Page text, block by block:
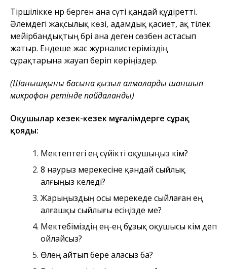
Тіршілікке нәр берген ана сүті қандай құдіретті.
Әлемдегі жақсылық көзі, адамдық қасиет, ақ тілек
мейірбандықтың бәрі ана деген сөзбен астасып
жатыр. Ендеше жас журналистеріміздің
сұрақтарына жауап беріп көріңіздер.
(Шанышқының басына қызыл алмаларды шаншып
микрофон ретінде пайдаланды)
Оқушылар кезек-кезек мұғалімдерге сұрақ
қояды:
Мектептегі ең сүйікті оқушыңыз кім?
8 наурыз мерекесіне қандай сыйлық
алғыңыз келеді?
Жарыңыздың осы мерекеде сыйлаған ең
алғашқы сыйлығы есіңізде ме?
Мектебіміздің ең-ең бұзық оқушысы кім деп
ойлайсыз?
Өлең айтып бере аласыз ба?